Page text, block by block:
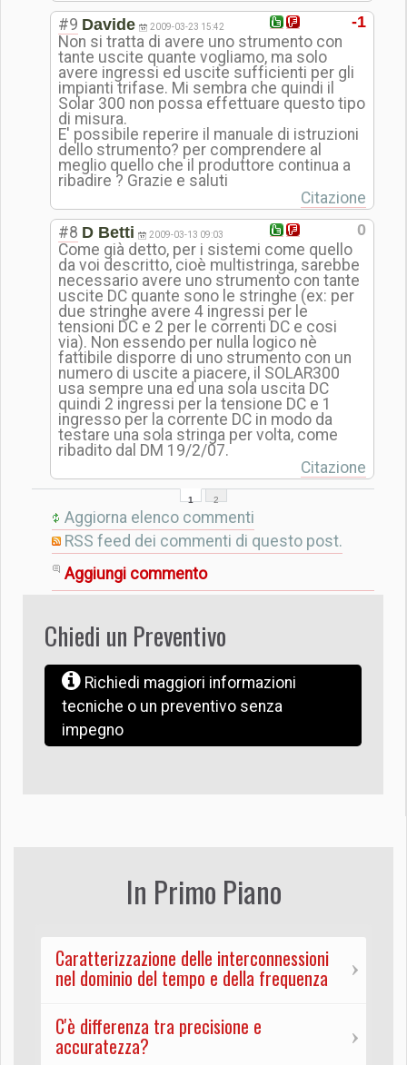
-1
#9 Davide 2009-03-23 15:42
Non si tratta di avere uno strumento con
tante uscite quante vogliamo, ma solo
avere ingressi ed uscite sufficienti per gli
impianti trifase. Mi sembra che quindi il
Solar 300 non possa effettuare questo tipo
di misura.
E' possibile reperire il manuale di istruzioni
dello strumento? per comprendere al
meglio quello che il produttore continua a
ribadire ? Grazie e saluti
Citazione
0
#8 D Betti 2009-03-13 09:03
Come già detto, per i sistemi come quello
da voi descritto, cioè multistringa, sarebbe
necessario avere uno strumento con tante
uscite DC quante sono le stringhe (ex: per
due stringhe avere 4 ingressi per le
tensioni DC e 2 per le correnti DC e cosi
via). Non essendo per nulla logico nè
fattibile disporre di uno strumento con un
numero di uscite a piacere, il SOLAR300
usa sempre una ed una sola uscita DC
quindi 2 ingressi per la tensione DC e 1
ingresso per la corrente DC in modo da
testare una sola stringa per volta, come
ribadito dal DM 19/2/07.
Citazione
1 2
Aggiorna elenco commenti
RSS feed dei commenti di questo post.
Aggiungi commento
Chiedi un Preventivo
Richiedi maggiori informazioni
tecniche o un preventivo senza
impegno
In Primo Piano
Caratterizzazione delle interconnessioni
nel dominio del tempo e della frequenza
C'è differenza tra precisione e
accuratezza?